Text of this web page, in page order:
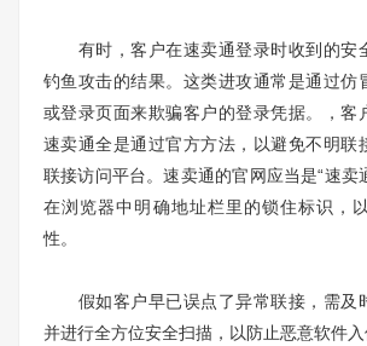
有时，客户在速卖通登录时收到的安
钓鱼攻击的结果。这类进攻通常是通过仿
或登录页面来欺骗客户的登录凭据。，客
速卖通全是通过官方方法，以避免不明联
联接访问平台。速卖通的官网应当是“速卖
在浏览器中明确地址栏里的锁住标识，
性。
假如客户早已误点了异常联接，需及
并进行全方位安全扫描，以防止恶意软件